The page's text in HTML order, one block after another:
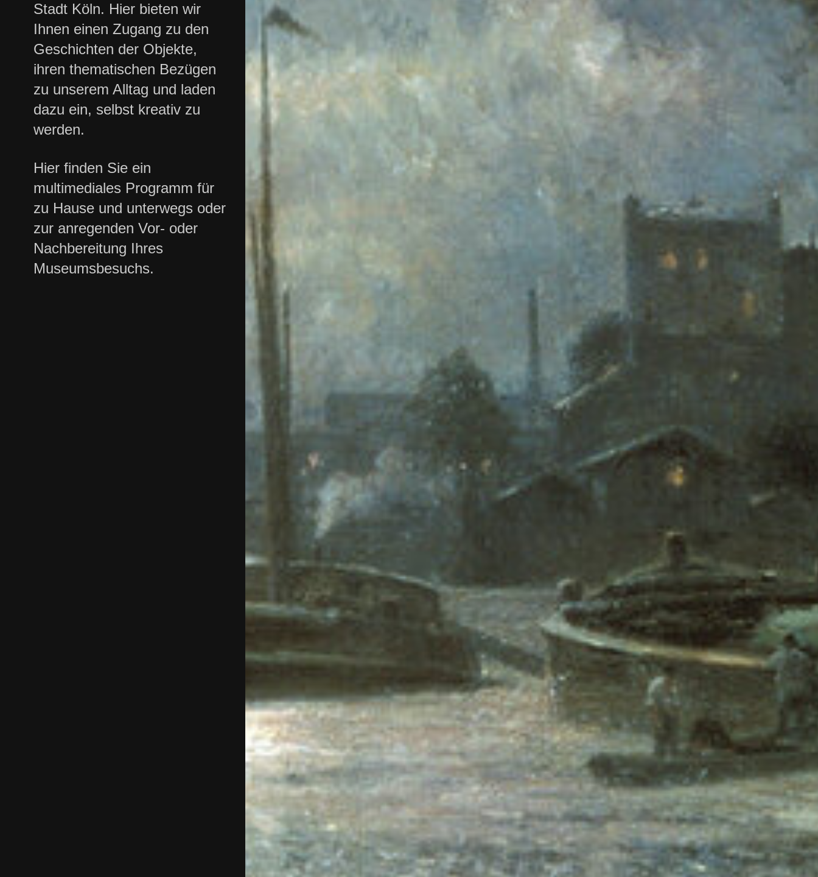
Stadt Köln. Hier bieten wir
Ihnen einen Zugang zu den
Geschichten der Objekte,
ihren thematischen Bezügen
zu unserem Alltag und laden
dazu ein, selbst kreativ zu
werden.
Hier finden Sie ein
multimediales Programm für
zu Hause und unterwegs oder
zur anregenden Vor- oder
Nachbereitung Ihres
Museumsbesuchs.